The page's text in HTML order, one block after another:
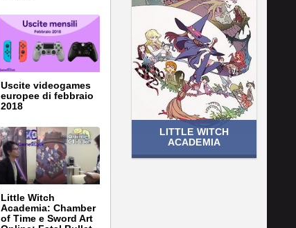
Uscite videogames
europee di febbraio
2018
Little Witch
Academia: Chamber
of Time e Sword Art
LITTLE WITCH
ACADEMIA